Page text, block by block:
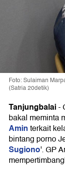
Foto: Sulaiman
(Satria 20detik)
Tanjungbalai-
bakal meminta
Aminterkait
bintang porno
Sugiono'. GP